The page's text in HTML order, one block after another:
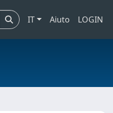
IT Aiuto LOGIN